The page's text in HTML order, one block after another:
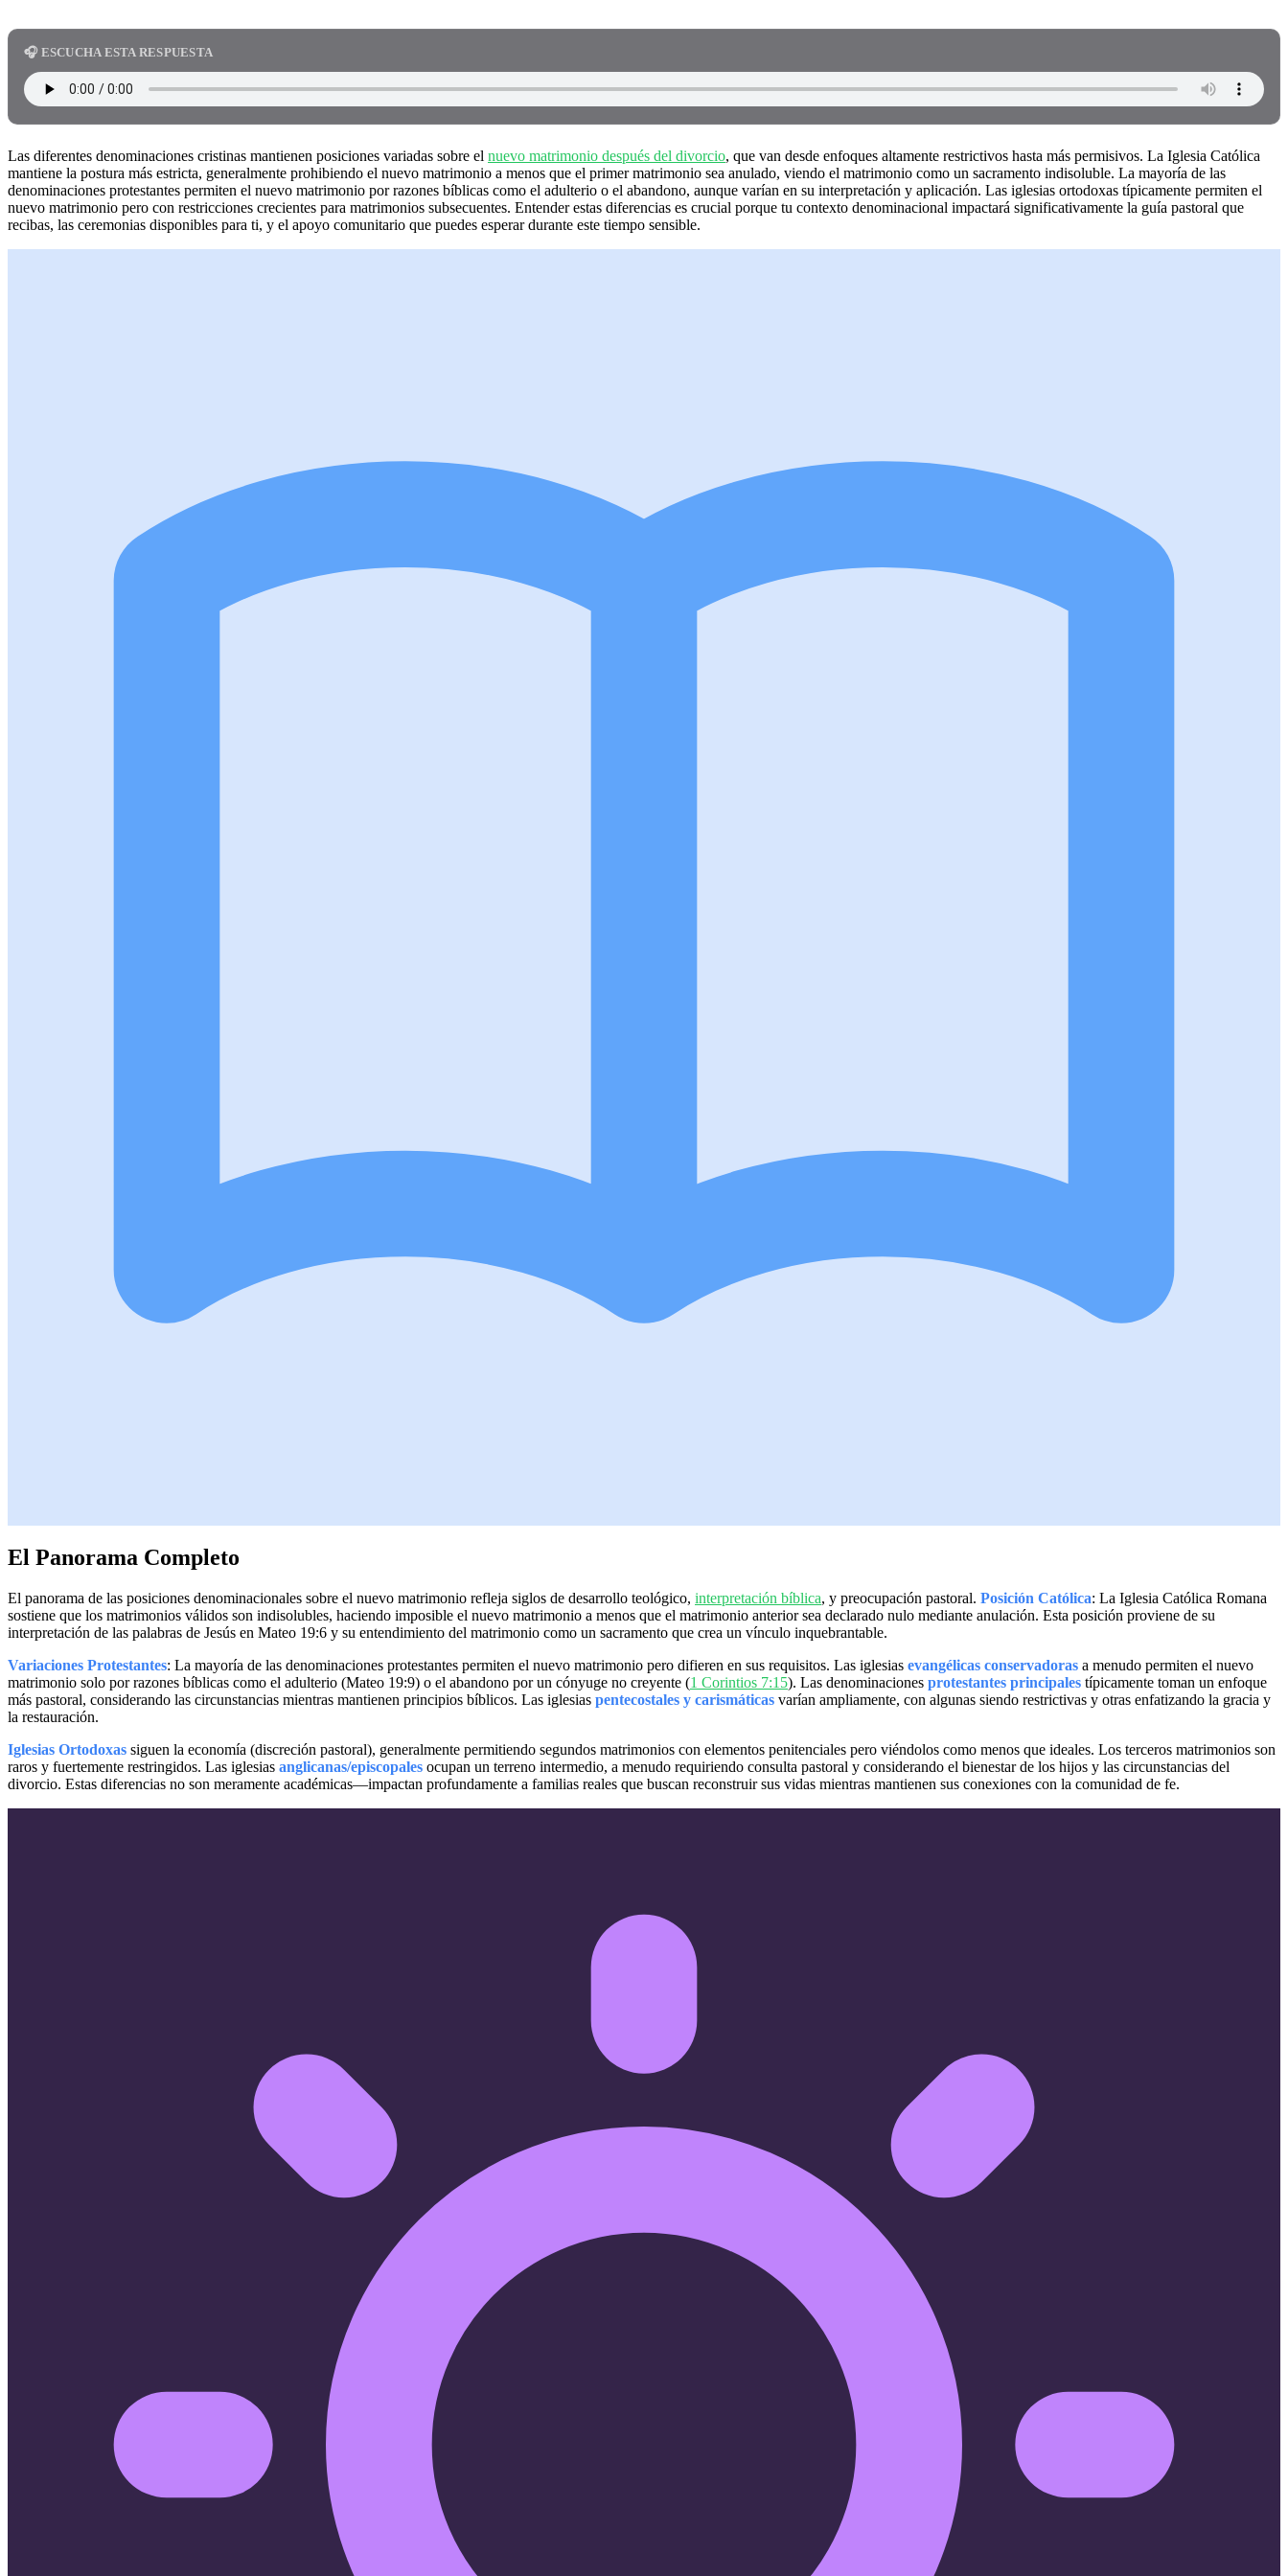
🎧 ESCUCHA ESTA RESPUESTA
Las diferentes denominaciones cristinas mantienen posiciones variadas sobre el nuevo matrimonio después del divorcio, que van desde enfoques altamente restrictivos hasta más permisivos. La Iglesia Católica
mantiene la postura más estricta, generalmente prohibiendo el nuevo matrimonio a menos que el primer matrimonio sea anulado, viendo el matrimonio como un sacramento indisoluble. La mayoría de las
denominaciones protestantes permiten el nuevo matrimonio por razones bíblicas como el adulterio o el abandono, aunque varían en su interpretación y aplicación. Las iglesias ortodoxas típicamente permiten el
nuevo matrimonio pero con restricciones crecientes para matrimonios subsecuentes. Entender estas diferencias es crucial porque tu contexto denominacional impactará significativamente la guía pastoral que
recibas, las ceremonias disponibles para ti, y el apoyo comunitario que puedes esperar durante este tiempo sensible.
El Panorama Completo
El panorama de las posiciones denominacionales sobre el nuevo matrimonio refleja siglos de desarrollo teológico, interpretación bíblica, y preocupación pastoral. Posición Católica: La Iglesia Católica Romana
sostiene que los matrimonios válidos son indisolubles, haciendo imposible el nuevo matrimonio a menos que el matrimonio anterior sea declarado nulo mediante anulación. Esta posición proviene de su
interpretación de las palabras de Jesús en Mateo 19:6 y su entendimiento del matrimonio como un sacramento que crea un vínculo inquebrantable.
Variaciones Protestantes: La mayoría de las denominaciones protestantes permiten el nuevo matrimonio pero difieren en sus requisitos. Las iglesias evangélicas conservadoras a menudo permiten el nuevo
matrimonio solo por razones bíblicas como el adulterio (Mateo 19:9) o el abandono por un cónyuge no creyente (1 Corintios 7:15). Las denominaciones protestantes principales típicamente toman un enfoque
más pastoral, considerando las circunstancias mientras mantienen principios bíblicos. Las iglesias pentecostales y carismáticas varían ampliamente, con algunas siendo restrictivas y otras enfatizando la gracia y
la restauración.
Iglesias Ortodoxas siguen la economía (discreción pastoral), generalmente permitiendo segundos matrimonios con elementos penitenciales pero viéndolos como menos que ideales. Los terceros matrimonios son
raros y fuertemente restringidos. Las iglesias anglicanas/episcopales ocupan un terreno intermedio, a menudo requiriendo consulta pastoral y considerando el bienestar de los hijos y las circunstancias del
divorcio. Estas diferencias no son meramente académicas—impactan profundamente a familias reales que buscan reconstruir sus vidas mientras mantienen sus conexiones con la comunidad de fe.